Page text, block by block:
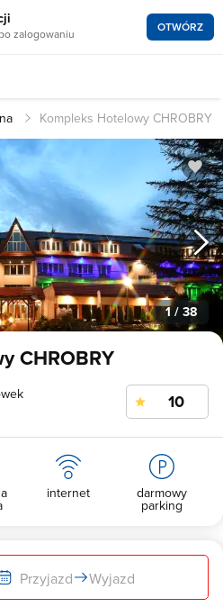
zalogowaniu OTWÓRZ
Kompleks Hotelowy CHROBRY
1/ 38
CHROBRY
10
internet darmowy
parking
Przyjazd Wyjazd